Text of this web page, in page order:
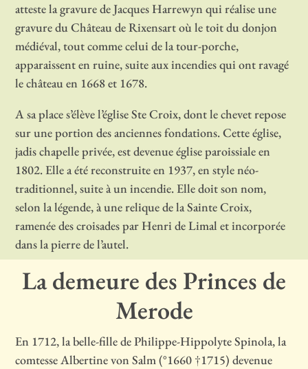
atteste la gravure de Jacques Harrewyn qui réalise une
gravure du Château de Rixensart où le toit du donjon
médiéval, tout comme celui de la tour-porche,
apparaissent en ruine, suite aux incendies qui ont ravagé
le château en 1668 et 1678.
A sa place s’élève l’église Ste Croix, dont le chevet repose
sur une portion des anciennes fondations. Cette église,
jadis chapelle privée, est devenue église paroissiale en
1802. Elle a été reconstruite en 1937, en style néo-
traditionnel, suite à un incendie. Elle doit son nom,
selon la légende, à une relique de la Sainte Croix,
ramenée des croisades par Henri de Limal et incorporée
dans la pierre de l’autel.
La demeure des Princes de
Merode
En 1712, la belle-fille de Philippe-Hippolyte Spinola, la
comtesse Albertine von Salm (°1660 †1715) devenue